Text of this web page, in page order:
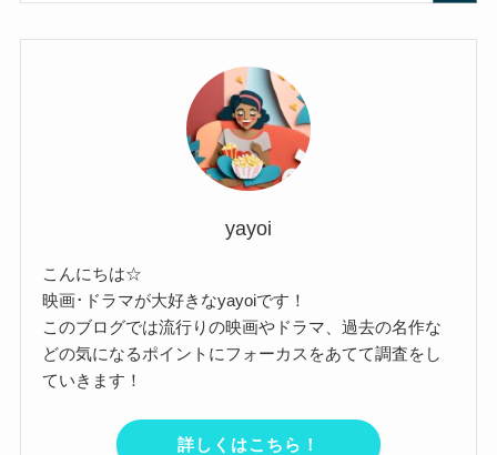
yayoi
こんにちは☆
映画･ドラマが大好きなyayoiです！
このブログでは流行りの映画やドラマ、過去の名作な
どの気になるポイントにフォーカスをあてて調査をし
ていきます！
詳しくはこちら！